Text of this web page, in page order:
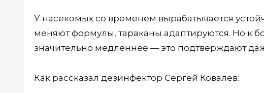
У насекомых со временем вырабатывается
меняют формулы, тараканы адаптируются. Но к
значительно медленнее — это подтверждают
Как рассказал дезинфектор Сергей Ковалев: